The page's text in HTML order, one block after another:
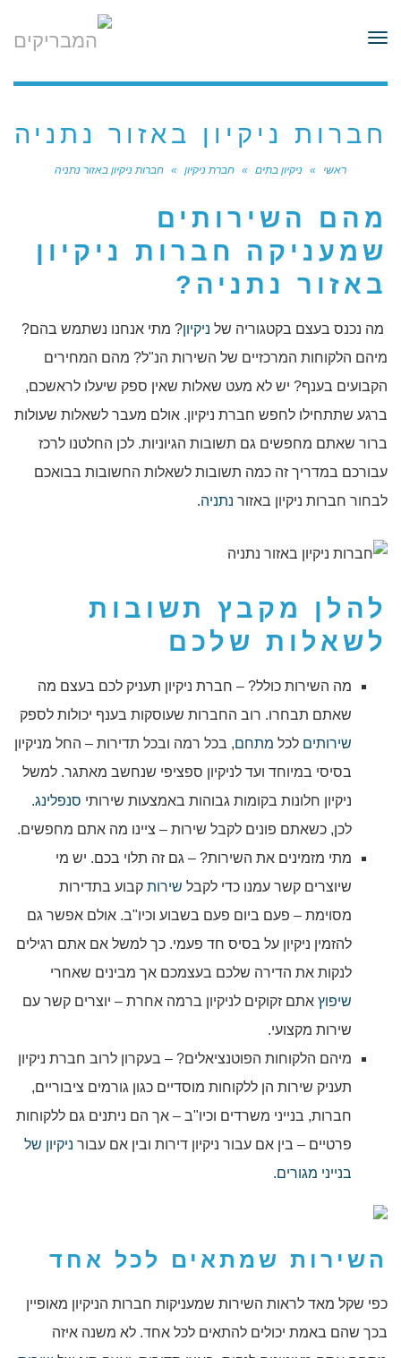
תפריט
חברות ניקיון באזור נתניה
ראשי » ניקיון בתים » חברת ניקיון » חברות ניקיון באזור נתניה
מהם השירותים
שמעניקה חברות ניקיון
באזור נתניה?
מה נכנס בעצם בקטגוריה של ניקיון? מתי אנחנו נשתמש בהם?
מיהם הלקוחות המרכזיים של השירות הנ"ל? מהם המחירים
הקבועים בענף? יש לא מעט שאלות שאין ספק שיעלו לראשכם,
ברגע שתתחילו לחפש חברת ניקיון. אולם מעבר לשאלות שעולות
ברור שאתם מחפשים גם תשובות הגיוניות. לכן החלטנו לרכז
עבורכם במדריך זה כמה תשובות לשאלות החשובות בבואכם
לבחור חברות ניקיון באזור נתניה.
להלן מקבץ
תשובות
לשאלות שלכם
מה השירות כולל? – חברת ניקיון תעניק לכם בעצם מה
שאתם תבחרו. רוב החברות שעוסקות בענף יכולות לספק
שירותים לכל מתחם, בכל רמה ובכל תדירות – החל מניקיון
בסיסי במיוחד ועד לניקיון ספציפי שנחשב מאתגר. למשל
ניקיון חלונות בקומות גבוהות באמצעות שירותי סנפלינג.
לכן, כשאתם פונים לקבל שירות – ציינו מה אתם מחפשים.
מתי מזמינים את השירות? – גם זה תלוי בכם. יש מי
שיוצרים קשר עמנו כדי לקבל שירות קבוע בתדירות
מסוימת – פעם ביום פעם בשבוע וכיו"ב. אולם אפשר גם
להזמין ניקיון על בסיס חד פעמי. כך למשל אם אתם רגילים
לנקות את הדירה שלכם בעצמכם אך מבינים שאחרי
שיפוץ אתם זקוקים לניקיון ברמה אחרת – יוצרים קשר עם
שירות מקצועי.
מיהם הלקוחות הפוטנציאלים? – בעקרון לרוב חברת ניקיון
תעניק שירות הן ללקוחות מוסדיים כגון גורמים ציבוריים,
חברות, בנייני משרדים וכיו"ב – אך הם ניתנים גם ללקוחות
פרטיים – בין אם עבור ניקיון דירות ובין אם עבור ניקיון של
בנייני מגורים.
השירות שמתאים לכל אחד
כפי שקל מאד לראות השירות שמעניקות חברות הניקיון מאופיין
בכך שהם באמת יכולים להתאים לכל אחד. לא משנה איזה